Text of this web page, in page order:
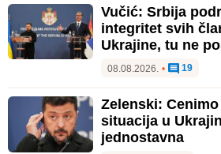
Vučić: Srbija
integritet svih
Ukrajine, tu ne
08.08.2026. • 19
Zelenski:
situacija u
jednostavna